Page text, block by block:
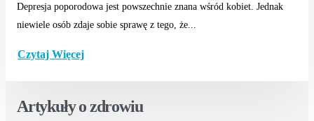
Depresja poporodowa jest powszechnie znana wśród kobiet. Jednak
niewiele osób zdaje sobie sprawę z tego, że...
Czytaj Więcej
Artykuły o zdrowiu